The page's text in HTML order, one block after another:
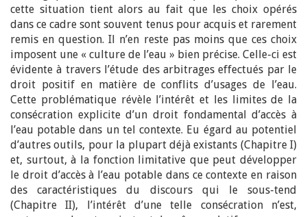
cette situation tient alors au fait que les choix opérés
dans ce cadre sont souvent tenus pour acquis et rarement
remis en question. Il n’en reste pas moins que ces choix
imposent une « culture de l’eau » bien précise. Celle-ci est
évidente à travers l’étude des arbitrages effectués par le
droit positif en matière de conflits d’usages de l’eau.
Cette problématique révèle l’intérêt et les limites de la
consécration explicite d’un droit fondamental d’accès à
l’eau potable dans un tel contexte. Eu égard au potentiel
d’autres outils, pour la plupart déjà existants (Chapitre I)
et, surtout, à la fonction limitative que peut développer
le droit d’accès à l’eau potable dans ce contexte en raison
des caractéristiques du discours qui le sous-tend
(Chapitre II), l’intérêt d’une telle consécration n’est,